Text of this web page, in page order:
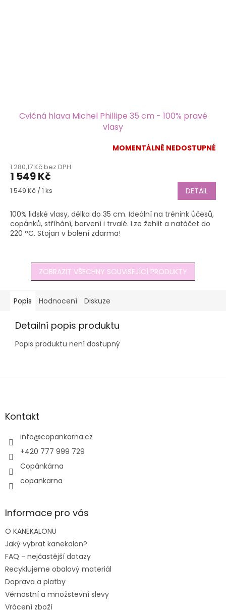
Cvičná hlava Michel Phillipe 35 cm - 100% pravé
vlasy
MOMENTÁLNĚ NEDOSTUPNÉ
1 280,17 Kč bez DPH
1 549 Kč
Měrná
1 549 Kč / 1 ks DETAIL
100% lidské vlasy, délka do 35 cm. Ideální na trénink ůčesů,
copánků, stříhání, barvení i trvalé. Lze žehlit a natáčet do
220 °C. Stojan v balení zdarma!
ZOBRAZIT VŠECHNY SOUVISEJÍCÍ PRODUKTY
Popis Hodnocení Diskuze
Detailní popis produktu
Popis produktu není dostupný
Z
aKontakt
info@copankarna.cz
+420 777 999 729
Copánkárna
copankarna
Informace pro vás
O KANEKALONU
Jaký vybrat kanekalon?
FAQ - nejčastější dotazy
Recyklujeme obalový materiál
Doprava a platby
Věrnostní a množstevní slevy
Vrácení zboží